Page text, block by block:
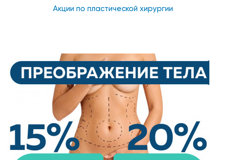
Акции по пластической хирургии